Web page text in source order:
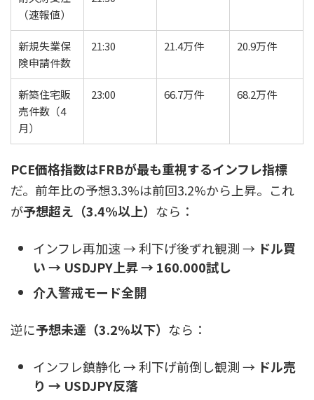
（速報値）
新規失業保
険申請件数
21:30 21.4万件 20.9万件
新築住宅販
売件数（4
月）
23:00 66.7万件 68.2万件
PCE価格指数はFRBが最も重視するインフレ指標
だ。前年比の予想3.3%は前回3.2%から上昇。これ
が予想超え（3.4%以上） なら：
インフレ再加速 → 利下げ後ずれ観測 → ドル買
い → USDJPY上昇 → 160.000試し
介入警戒モード全開
逆に予想未達（3.2%以下） なら：
インフレ鎮静化 → 利下げ前倒し観測 → ドル売
り → USDJPY反落